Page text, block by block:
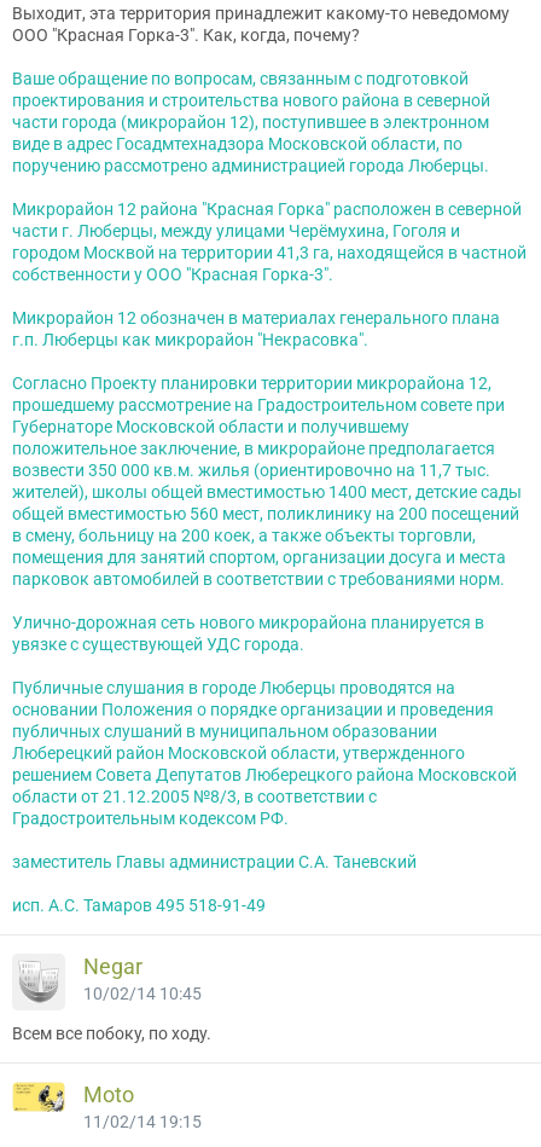
Выходит, эта территория принадлежит какому-то неведомому
ООО "Красная Горка-3". Как, когда, почему?
Ваше обращение по вопросам, связанным с подготовкой
проектирования и строительства нового района в северной
части города (микрорайон 12), поступившее в электронном
виде в адрес Госадмтехнадзора Московской области, по
поручению рассмотрено администрацией города Люберцы.
Микрорайон 12 района "Красная Горка" расположен в северной
части г. Люберцы, между улицами Черёмухина, Гоголя и
городом Москвой на территории 41,3 га, находящейся в частной
собственности у ООО "Красная Горка-3".
Микрорайон 12 обозначен в материалах генерального плана
г.п. Люберцы как микрорайон "Некрасовка".
Согласно Проекту планировки территории микрорайона 12,
прошедшему рассмотрение на Градостроительном совете при
Губернаторе Московской области и получившему
положительное заключение, в микрорайоне предполагается
возвести 350 000 кв.м. жилья (ориентировочно на 11,7 тыс.
жителей), школы общей вместимостью 1400 мест, детские сады
общей вместимостью 560 мест, поликлинику на 200 посещений
в смену, больницу на 200 коек, а также объекты торговли,
помещения для занятий спортом, организации досуга и места
парковок автомобилей в соответствии с требованиями норм.
Улично-дорожная сеть нового микрорайона планируется в
увязке с существующей УДС города.
Публичные слушания в городе Люберцы проводятся на
основании Положения о порядке организации и проведения
публичных слушаний в муниципальном образовании
Люберецкий район Московской области, утвержденного
решением Совета Депутатов Люберецкого района Московской
области от 21.12.2005 №8/3, в соответствии с
Градостроительным кодексом РФ.
заместитель Главы администрации С.А. Таневский
исп. А.С. Тамаров 495 518-91-49
Negar
10/02/14 10:45
Всем все побоку, по ходу.
Moto
11/02/14 19:15